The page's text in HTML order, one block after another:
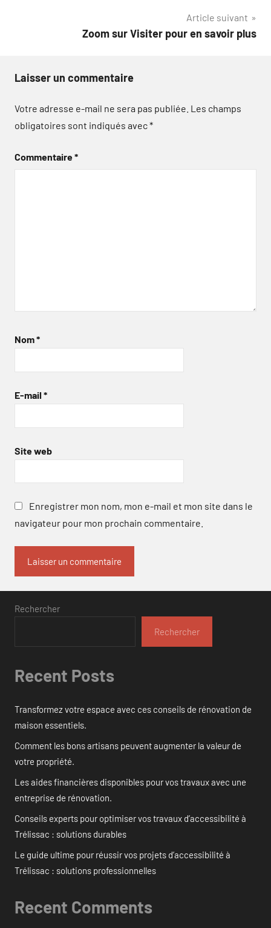
Article suivant
Zoom sur Visiter pour en savoir plus
Laisser un commentaire
Votre adresse e-mail ne sera pas publiée. Les champs
obligatoires sont indiqués avec*
Commentaire*
Nom*
E-mail *
Site web
Enregistrer mon nom, mon e-mail et mon site dans le
navigateur pour mon prochain commentaire.
Rechercher
Rechercher
Recent Posts
Transformez votre espace avec ces conseils de rénovation de
maison essentiels.
Comment les bons artisans peuvent augmenter la valeur de
votre propriété.
Les aides financières disponibles pour vos travaux avec une
entreprise de rénovation.
Conseils experts pour optimiser vos travaux d’accessibilité à
Trélissac : solutions durables
Le guide ultime pour réussir vos projets d’accessibilité à
Trélissac : solutions professionnelles
Recent Comments